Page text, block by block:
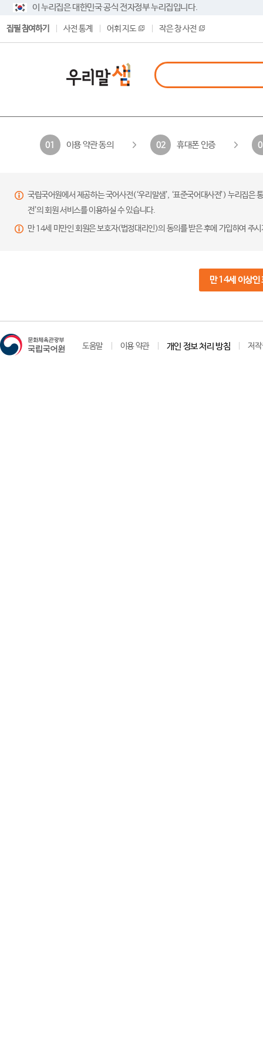
이 누리집은 대한민국 공식 전자정부 누리집입니다.
집필 참여하기 사전 통계 어휘 지도 작은 창 사전
01 이용 약관 동의 02 휴대폰 인증
국립국어원에서 제공하는 국어사전(‘우리말샘’, ‘표준국어대사전’) 누리집
전’의 회원 서비스를 이용하실 수 있습니다.
만 14세 미만인 회원은 보호자(법정대리인)의 동의를 받은 후에 가입하여 주
만 14세 이상인
도움말 이용 약관 개인 정보 처리 방침 저